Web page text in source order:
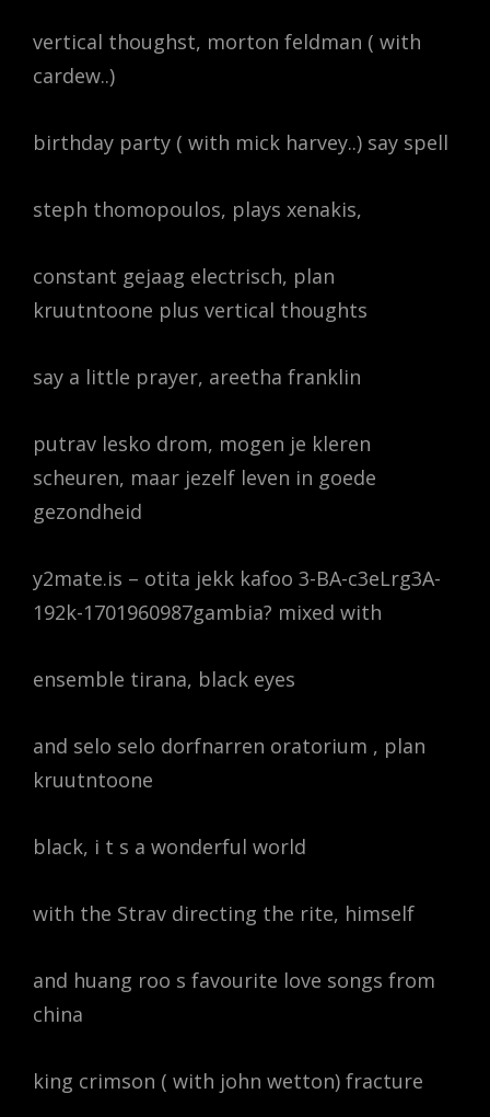
vertical thoughst, morton feldman ( with
cardew..)
birthday party ( with mick harvey..) say spell
steph thomopoulos, plays xenakis,
constant gejaag electrisch, plan
kruutntoone plus vertical thoughts
say a little prayer, areetha franklin
putrav lesko drom, mogen je kleren
scheuren, maar jezelf leven in goede
gezondheid
y2mate.is – otita jekk kafoo 3-BA-c3eLrg3A-
192k-1701960987gambia? mixed with
ensemble tirana, black eyes
and selo selo dorfnarren oratorium , plan
kruutntoone
black, i t s a wonderful world
with the Strav directing the rite, himself
and huang roo s favourite love songs from
china
king crimson ( with john wetton) fracture